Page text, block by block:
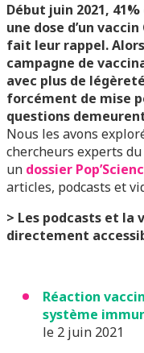
Début juin 2021,
une dose d’un
fait leur rappel. Alors
campagne de
avec plus de
forcément de mise
questions
Nous les avons
chercheurs experts
un dossier
articles, podcasts et
> Les podcasts et la
directement
Réaction
système
le 2 juin 2021